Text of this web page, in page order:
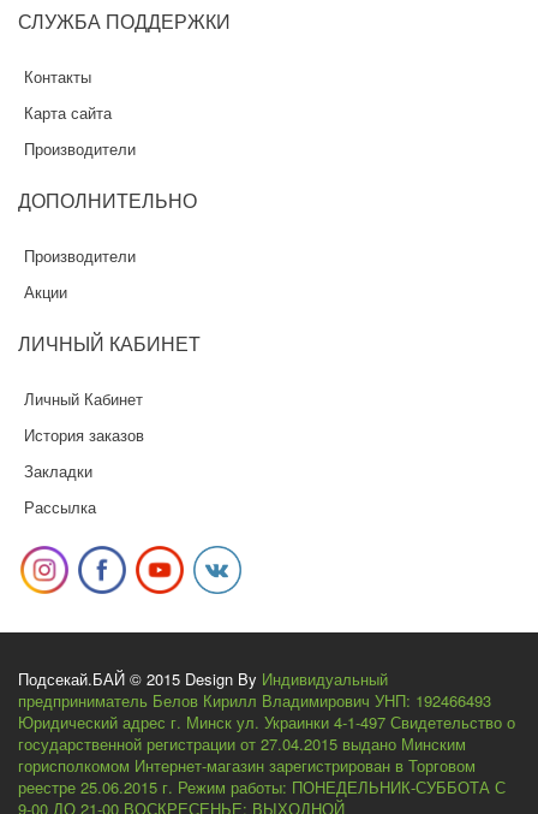
СЛУЖБА ПОДДЕРЖКИ
Контакты
Карта сайта
Производители
ДОПОЛНИТЕЛЬНО
Производители
Акции
ЛИЧНЫЙ КАБИНЕТ
Личный Кабинет
История заказов
Закладки
Рассылка
Подсекай.БАЙ © 2015 Design By Индивидуальный
предприниматель Белов Кирилл Владимирович УНП: 192466493
Юридический адрес г. Минск ул. Украинки 4-1-497 Свидетельство о
государственной регистрации от 27.04.2015 выдано Минским
горисполкомом Интернет-магазин зарегистрирован в Торговом
реестре 25.06.2015 г. Режим работы: ПОНЕДЕЛЬНИК-СУББОТА С
9-00 ДО 21-00 ВОСКРЕСЕНЬЕ: ВЫХОДНОЙ